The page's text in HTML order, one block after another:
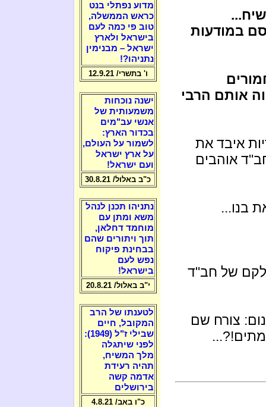
במודעות
אותם הרבי
איבד את
אוהבים
בנו...
של חב"ד
צורח שם
מדוע נפתלי בנט
כראש הממשלה,
טוב פי כמה לעם
בישראל ולארץ
ישראל – מבנימין
נתניהו?!
ו' בתשרי/ 12.9.21
ישנה נוכחות
משמעותית של
אנשי עב"מים
בכדור הארץ:
לשמור על העולם,
על ארץ ישראל
ועם ישראל!
כ"ב באלול/ 30.8.21
נתניהו תכנן לנהל
משא ומתן עם
מוחמד דחלאן,
תוך ויתורים שהם
בבחינת פיקוח
נפש לעם
בישראל!
י"ב באלול/ 20.8.21
לטענתו של הרב
המקובל, חיים
שבילי ז"ל (1949):
לפני שיתגלה
מלך המשיח,
תהיה רעידת
אדמה קשה
בירושלים
כ"ו באב/ 4.8.21